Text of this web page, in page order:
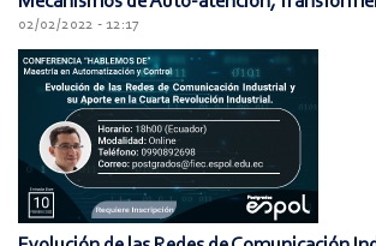
02/02/2022 - 12:17